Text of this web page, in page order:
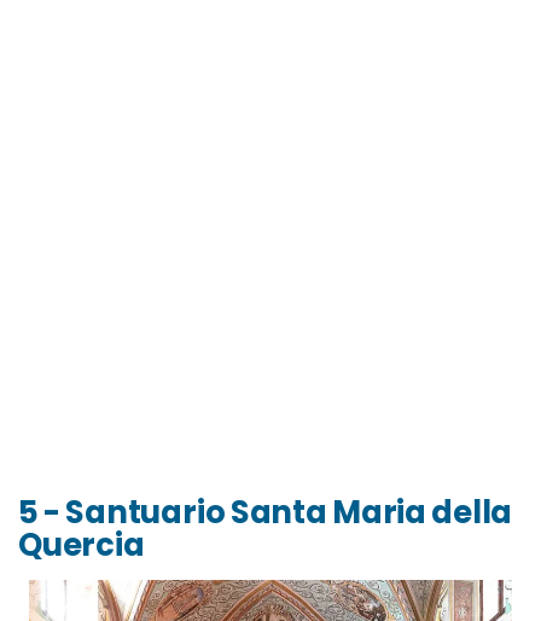
5 - Santuario Santa Maria della
Quercia